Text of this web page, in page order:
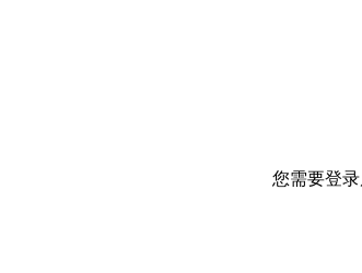
您需要登